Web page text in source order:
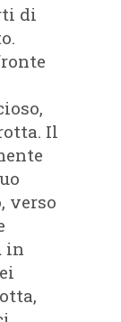
di
Il
verso
in